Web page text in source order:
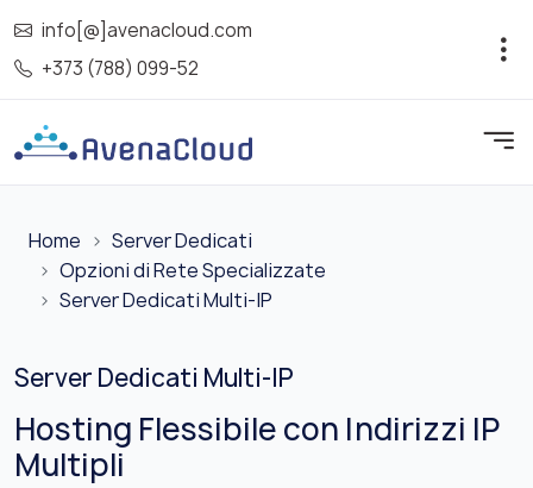
info[@]avenacloud.com
+373 (788) 099-52
Home
Server Dedicati
Opzioni di Rete Specializzate
Server Dedicati Multi-IP
Server Dedicati Multi-IP
Hosting Flessibile con Indirizzi IP
Multipli